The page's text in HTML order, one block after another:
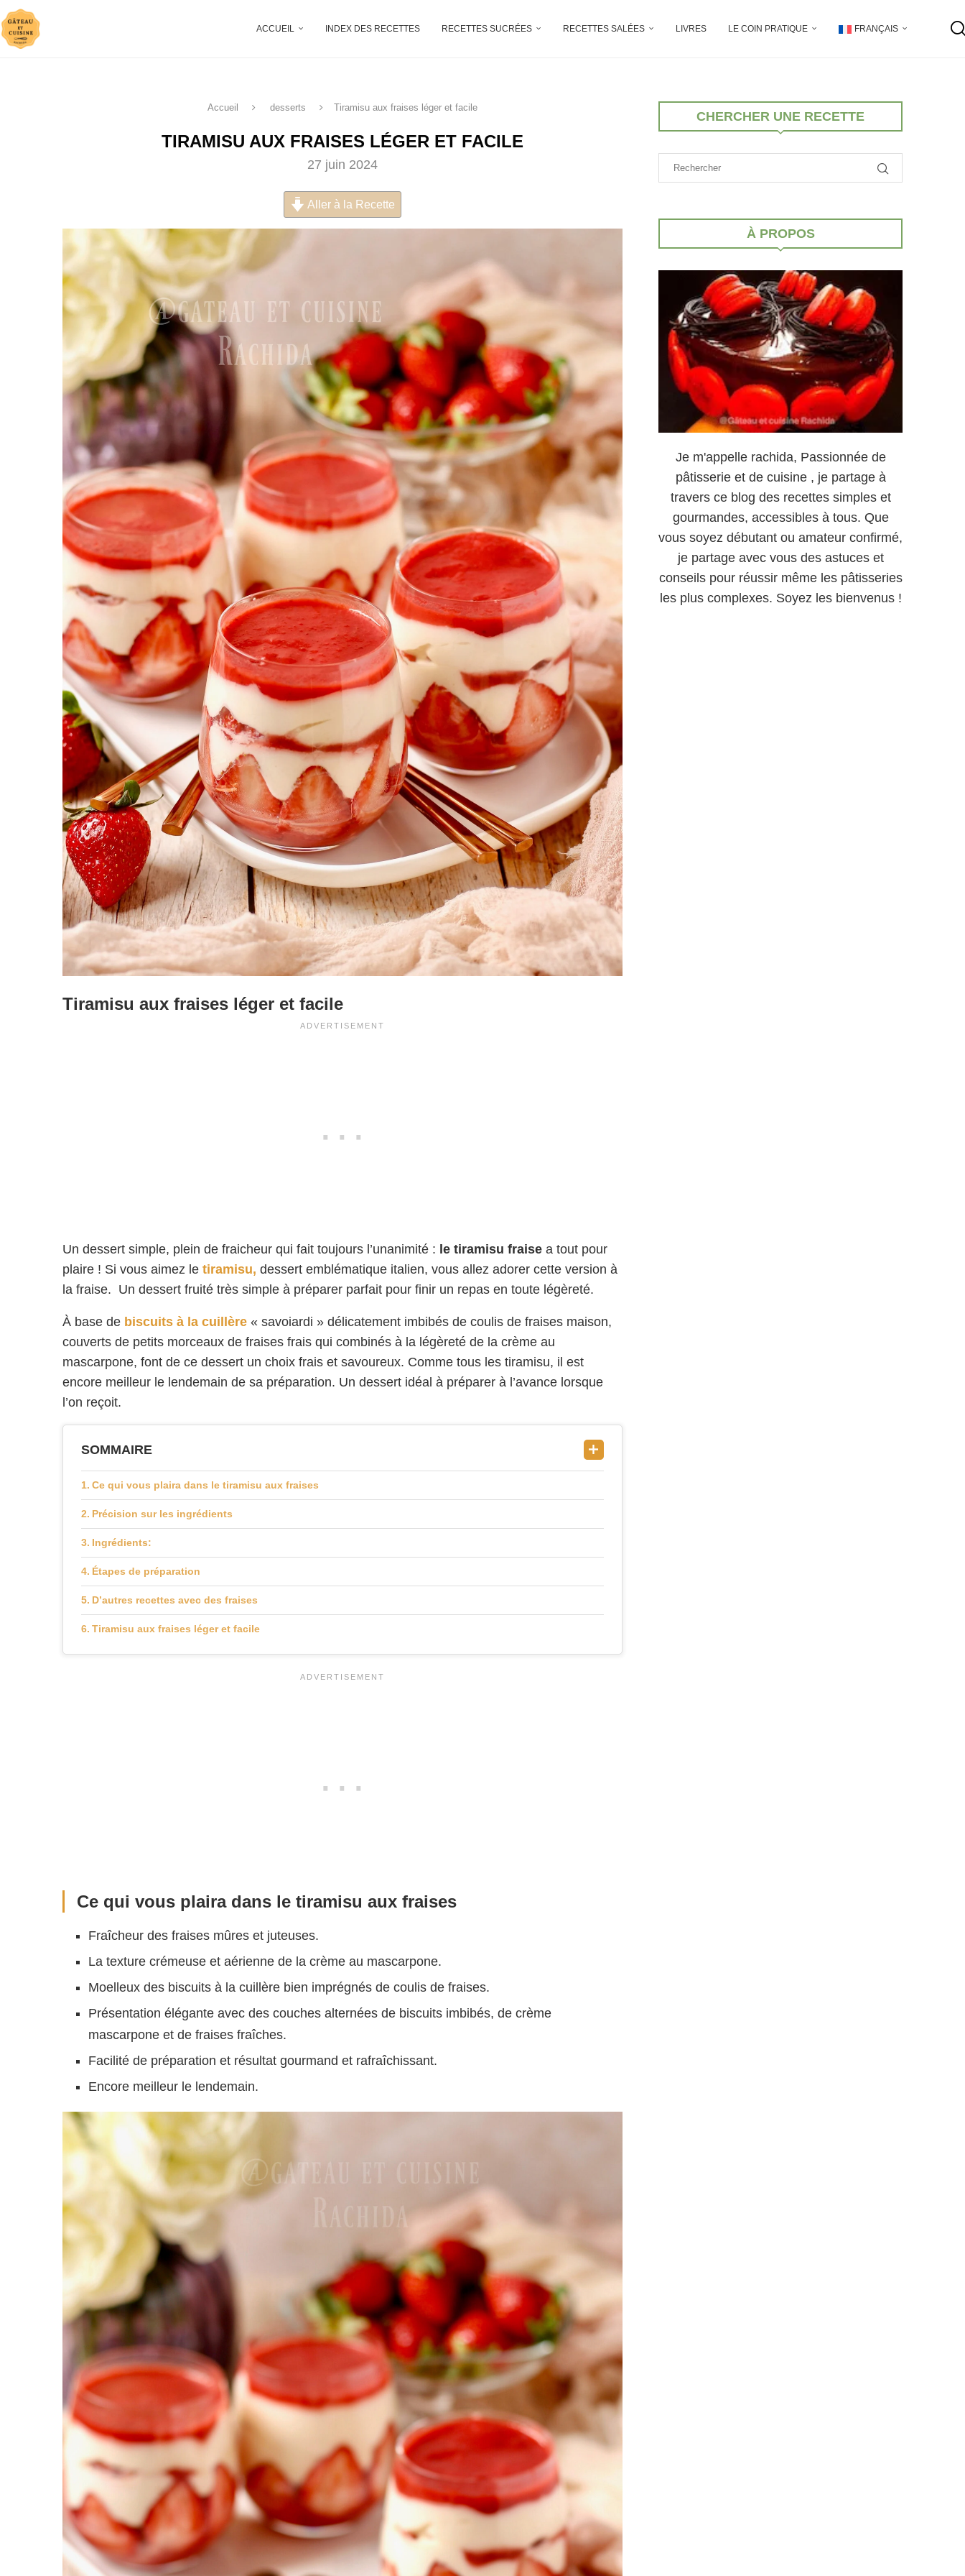
ACCUEIL INDEX DES RECETTES RECETTES SUCRÉES RECETTES SALÉES LIVRES LE COIN PRATIQUE FRANÇAIS
Accueil desserts Tiramisu aux fraises léger et facile
TIRAMISU AUX FRAISES LÉGER ET FACILE
27 juin 2024
Aller à la Recette
Tiramisu aux fraises léger et facile
Un dessert simple, plein de fraicheur qui fait toujours l’unanimité : le tiramisu fraise a tout pour
plaire ! Si vous aimez le tiramisu, dessert emblématique italien, vous allez adorer cette version à
la fraise. Un dessert fruité très simple à préparer parfait pour finir un repas en toute légèreté.
À base de biscuits à la cuillère « savoiardi » délicatement imbibés de coulis de fraises maison,
couverts de petits morceaux de fraises frais qui combinés à la légèreté de la crème au
mascarpone, font de ce dessert un choix frais et savoureux. Comme tous les tiramisu, il est
encore meilleur le lendemain de sa préparation. Un dessert idéal à préparer à l’avance lorsque
l’on reçoit.
SOMMAIRE
Ce qui vous plaira dans le tiramisu aux fraises
Précision sur les ingrédients
Ingrédients:
Étapes de préparation
D’autres recettes avec des fraises
Tiramisu aux fraises léger et facile
Ce qui vous plaira dans le tiramisu aux fraises
Fraîcheur des fraises mûres et juteuses.
La texture crémeuse et aérienne de la crème au mascarpone.
Moelleux des biscuits à la cuillère bien imprégnés de coulis de fraises.
Présentation élégante avec des couches alternées de biscuits imbibés, de crème
mascarpone et de fraises fraîches.
Facilité de préparation et résultat gourmand et rafraîchissant.
Encore meilleur le lendemain.
CHERCHER UNE RECETTE
À PROPOS
Je m'appelle rachida, Passionnée de
pâtisserie et de cuisine , je partage à
travers ce blog des recettes simples et
gourmandes, accessibles à tous. Que
vous soyez débutant ou amateur confirmé,
je partage avec vous des astuces et
conseils pour réussir même les pâtisseries
les plus complexes. Soyez les bienvenus !